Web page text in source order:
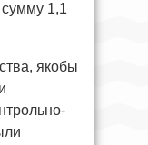
1,1
якобы